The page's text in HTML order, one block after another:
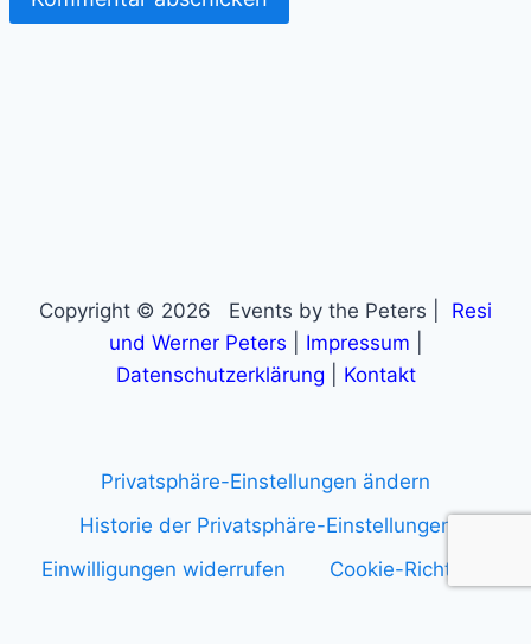
Copyright © 2026 Events by the Peters |
Resi
und Werner Peters
Impressum
Datenschutzerklärung
Kontakt
Privatsphäre-Einstellungen ändern
Historie der Privatsphäre-Einstellungen
Einwilligungen widerrufen
Cookie-Richtlinie